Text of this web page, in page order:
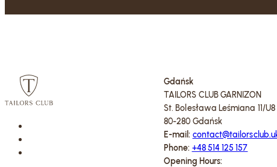
Gdańsk
TAILORS CLUB GARNIZON
St. Bolesława Leśmiana 11/U8
80-280 Gdańsk
E-mail:
Phone: +48 514 125 157
Opening Hours: